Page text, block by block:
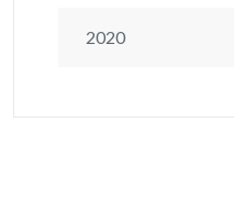
2020